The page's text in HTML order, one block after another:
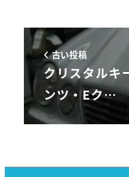
古い投稿
クリスタル
ンツ・Eク…